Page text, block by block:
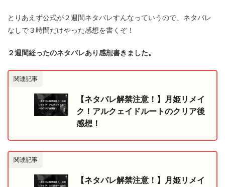
とりあえず公式が２週間ネタバレすんなっていうので、ネタバレ
なしで３時間だけやった感想を書くぞ！
２週間経ったのネタバレあり感想書きました。
関連記事
【ネタバレ解禁注意！】月姫リメイ
ク！アルクェイドルートのクリア後
感想！
関連記事
【ネタバレ解禁注意！】月姫リメイ